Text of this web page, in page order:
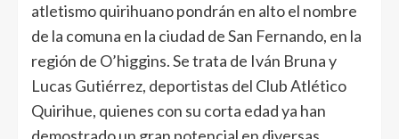
atletismo quirihuano pondrán en alto el nombre
de la comuna en la ciudad de San Fernando, en la
región de O’higgins. Se trata de Iván Bruna y
Lucas Gutiérrez, deportistas del Club Atlético
Quirihue, quienes con su corta edad ya han